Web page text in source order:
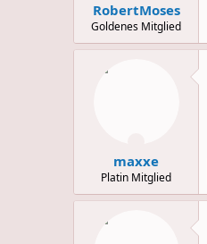
RobertMoses
Goldenes Mitglied
maxxe
Platin Mitglied